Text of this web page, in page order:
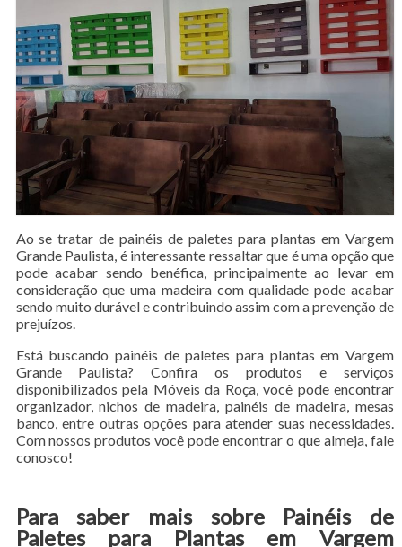
Ao se tratar de painéis de paletes para plantas em Vargem
Grande Paulista, é interessante ressaltar que é uma opção que
pode acabar sendo benéfica, principalmente ao levar em
consideração que uma madeira com qualidade pode acabar
sendo muito durável e contribuindo assim com a prevenção de
prejuízos.
Está buscando painéis de paletes para plantas em Vargem
Grande Paulista? Confira os produtos e serviços
disponibilizados pela Móveis da Roça, você pode encontrar
organizador, nichos de madeira, painéis de madeira, mesas
banco, entre outras opções para atender suas necessidades.
Com nossos produtos você pode encontrar o que almeja, fale
conosco!
Para saber mais sobre Painéis de
Paletes para Plantas em Vargem